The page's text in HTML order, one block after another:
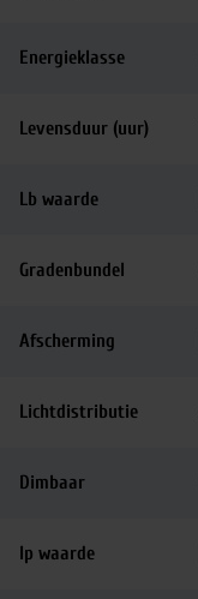
Energieklasse
Levensduur (uur)
Lb waarde
Gradenbundel
Afscherming
Lichtdistributie
Dimbaar
Ip waarde